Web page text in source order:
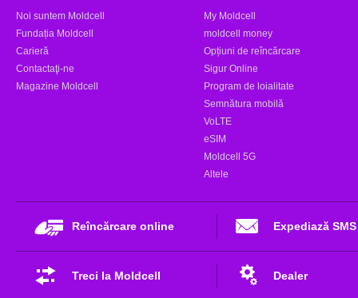
Noi suntem Moldcell
Fundația Moldcell
Carieră
Contactaţi-ne
Magazine Moldcell
My Moldcell
moldcell money
Opțiuni de reîncărcare
Sigur Online
Program de loialitate
Semnătura mobilă
VoLTE
eSIM
Moldcell 5G
Altele
Reîncărcare online Expediază SMS
Treci la Moldcell Dealer